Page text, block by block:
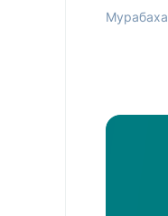
Мурабаха